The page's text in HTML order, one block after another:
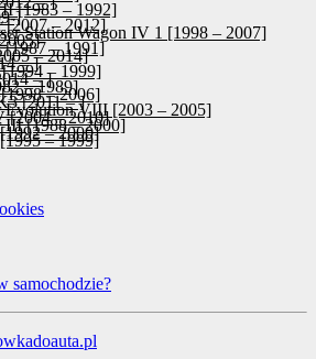
[1983 – 1992]
]
[2007 – 2012]
Station Wagon IV 1 [1998 – 2007]
[1987 – 1991]
– 2014]
– ] – 1999]
– ]
– 1989]
– 2006]
[2011 – ]
Evolution VIII [2003 – 2005]
[2004 – 2010]
III [1988 – 2000]
– 2000]
– 1999]
samochodzie?